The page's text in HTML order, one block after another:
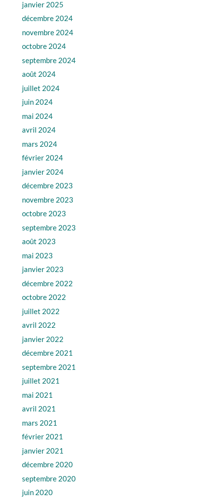
janvier 2025
décembre 2024
novembre 2024
octobre 2024
septembre 2024
août 2024
juillet 2024
juin 2024
mai 2024
avril 2024
mars 2024
février 2024
janvier 2024
décembre 2023
novembre 2023
octobre 2023
septembre 2023
août 2023
mai 2023
janvier 2023
décembre 2022
octobre 2022
juillet 2022
avril 2022
janvier 2022
décembre 2021
septembre 2021
juillet 2021
mai 2021
avril 2021
mars 2021
février 2021
janvier 2021
décembre 2020
septembre 2020
juin 2020